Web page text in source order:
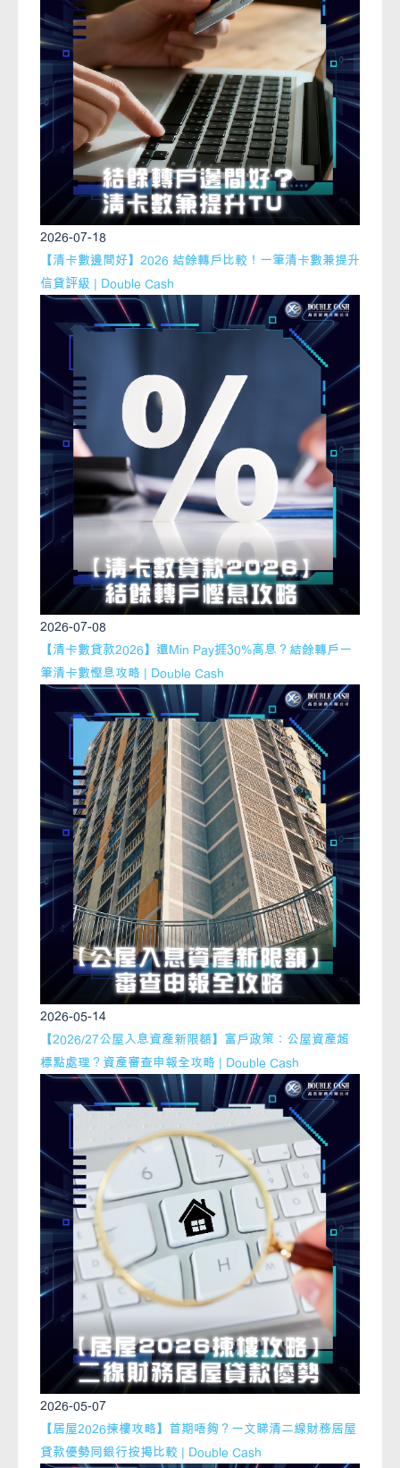
2026-07-18
【清卡數邊間好】2026 結餘轉戶比較！一筆清卡數兼提升
信貸評級 | Double Cash
2026-07-08
【清卡數貸款2026】還Min Pay捱30%高息？結餘轉戶一
筆清卡數慳息攻略 | Double Cash
2026-05-14
【2026/27公屋入息資產新限額】富戶政策：公屋資產超
標點處理？資產審查申報全攻略 | Double Cash
2026-05-07
【居屋2026揀樓攻略】首期唔夠？一文睇清二線財務居屋
貸款優勢同銀行按揭比較 | Double Cash